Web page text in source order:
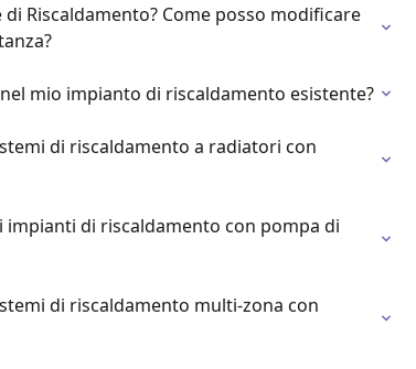
Riscaldamento? Come posso modificare
mio impianto di riscaldamento esistente?
di riscaldamento a radiatori con
di riscaldamento con pompa di
di riscaldamento multi-zona con